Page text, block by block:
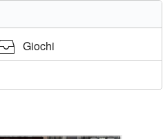
Giochi